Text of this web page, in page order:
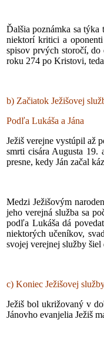
Ďalšia poznámka sa týka
niektorí kritici a oponenti
spisov prvých storočí,
roku 274 po Kristovi,
b) Začiatok Ježišovej
Podľa Lukáša a Jána
Ježiš verejne vystúpil až
smrti cisára Augusta
presne, kedy Ján začal
Medzi Ježišovým
jeho verejná služba sa
podľa Lukáša dá
niektorých učeníkov,
svojej verejnej služby
c) Koniec Ježišovej
Ježiš bol ukrižovaný v
Jánovho evanjelia Ježiš